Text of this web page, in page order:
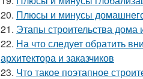
20. Плюсы и минусы
21. Этапы строительства
22. На что следует обратить
архитектора и заказчиков
23. Что такое поэтапное